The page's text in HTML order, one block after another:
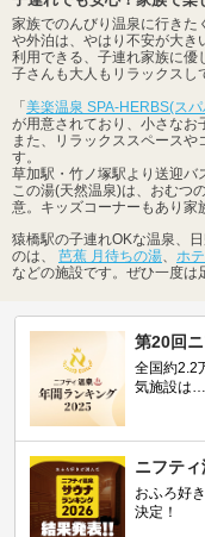
家族でのんびり温泉に行きた
や外泊は、やはり不安が大き
利用できる、子連れ家族に優
子さんも大人もリラックスし
「美楽温泉 SPA-HERBS(ス
が用意されており、小さなお
また、リラックススペースや
す。
草加駅・竹ノ塚駅より送迎バ
この湯(天然温泉)は、おむつ
意。キッズコーナーもあり家
猿橋駅の子連れOKな温泉、
のは、 芭蕉 月待ちの湯 ホ
などの施設です。ぜひ一度は
第20回
全国約2.2
気施設は…
ニフテ
おふろ好
決定！